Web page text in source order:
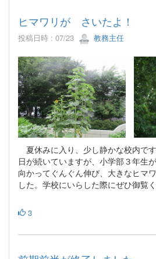
ヒマワリが さいたよ！
投稿日時 : 07/23 教務主任
夏休みに入り、少し静かな校内で
日が続いていますが、小学部３年生
向かってぐんぐん伸び、大きなヒマ
した。学校にいらした際にぜひ御覧く
3